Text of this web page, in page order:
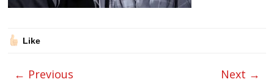
Like
← Previous Next →